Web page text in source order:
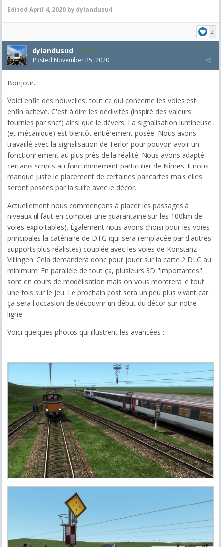
Edited April 4, 2020 by dylandusud
2
dylandusud 121
Posted November 25, 2020
Bonjour.
Voici enfin des nouvelles, tout ce qui concerne les voies est
enfin achevé. C'est à dire les déclivités (inspiré des valeurs
fournies par sncf) ainsi que le dévers. La signalisation lumineuse
(et mécanique) est bientôt entièrement posée. Nous avons
travaillé avec la signalisation de Terlor pour pouvoir avoir un
fonctionnement au plus près de la réalité. Nous avons adapté
certains scripts au fonctionnement particulier de Nîmes. Il nous
manque juste le placement de certaines pancartes mais elles
seront posées par la suite avec le décor.
Actuellement nous commençons à placer les passages à
niveaux (il faut en compter une quarantaine sur les 100km de
voies exploitables). Également nous avons choisi pour les voies
principales la caténaire de DTG (qui sera remplacée par d'autres
supports plus réalistes) couplée avec les voies de Konstanz-
Villingen. Cela demandera donc pour jouer sur la carte 2 DLC au
minimum. En parallèle de tout ça, plusieurs 3D "importantes"
sont en cours de modélisation mais on vous montrera le tout
une fois sur le jeu. Le prochain post sera un peu plus vivant car
ça sera l'occasion de découvrir un début du décor sur notre
ligne.
Voici quelques photos qui illustrent les avancées :